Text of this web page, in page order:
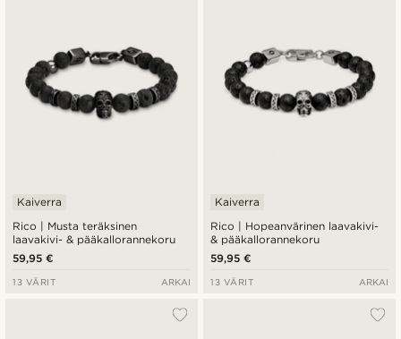
Rico | Musta teräksinen
laavakivi- & pääkallorannekoru
Kaiverra
59,95 €
13 VÄRIT ARKAI
Rico | Hopeanvärinen laavakivi-
& pääkallorannekoru
Kaiverra
59,95 €
13 VÄRIT ARKAI